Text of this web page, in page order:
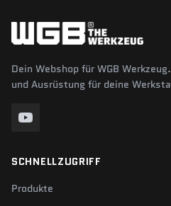
Dein Webshop für WGB
und Ausrüstung für deine
SCHNELLZUGRIFF
Produkte